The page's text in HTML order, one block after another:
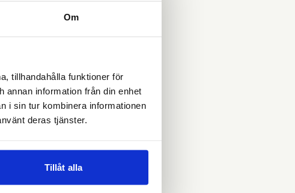
Om
tillhandahålla funktioner för
annan information från din enhet
i sin tur kombinera informationen
deras tjänster.
Tillåt alla
som 18 karats gult guld om
och vikten påverkar.
eller andra tecken på